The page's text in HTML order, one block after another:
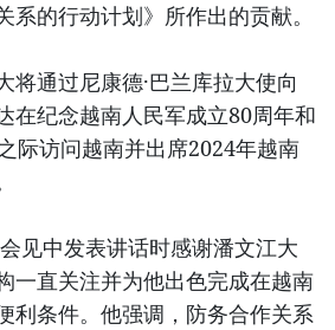
系的行动计划》所作出的贡献。
将通过尼康德·巴兰库拉大使向
在纪念越南人民军成立80周年和
际访问越南并出席2024年越南
见中发表讲话时感谢潘文江大
一直关注并为他出色完成在越南
利条件。他强调，防务合作关系